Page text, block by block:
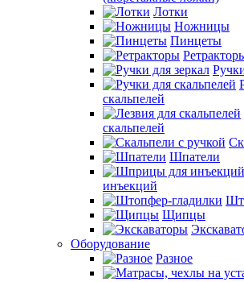
Лотки
Ножницы
Пинцеты
скальпелей
скальпелей
Шпатели
инъекций
Щипцы
Оборудование
Разное